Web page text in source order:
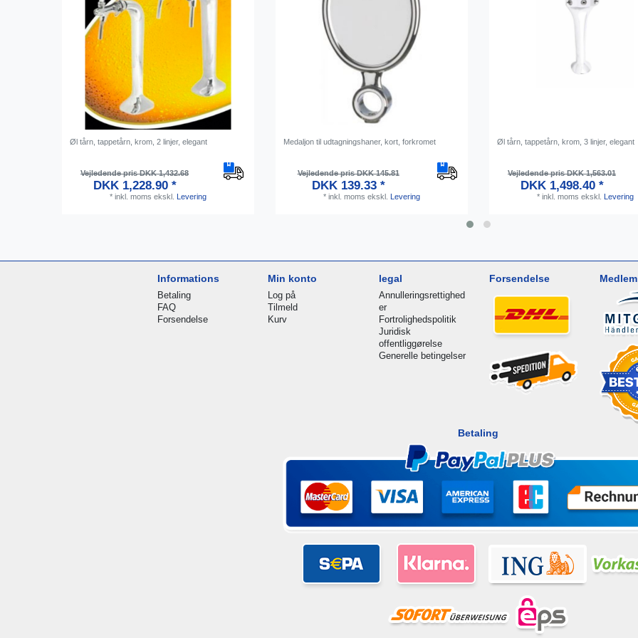
Øl tårn, tappetårn, krom, 2 linjer, elegant
Vejledende pris DKK 1,432.68
DKK 1,228.90 *
* inkl. moms ekskl. Levering
Medaljon til udtagningshaner, kort, forkromet
Vejledende pris DKK 145.81
DKK 139.33 *
* inkl. moms ekskl. Levering
Øl tårn, tappetårn, krom, 3 linjer, elegant
Vejledende pris DKK 1,563.01
DKK 1,498.40 *
* inkl. moms ekskl. Levering
Informations
Betaling
FAQ
Forsendelse
Min konto
Log på
Tilmeld
Kurv
legal
Annulleringsrettighed
er
Fortrolighedspolitik
Juridisk
offentliggørelse
Generelle betingelser
Forsendelse
Betaling